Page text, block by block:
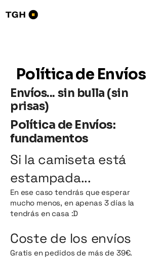
Política de Envíos
Envíos... sin bulla (sin
prisas)
Política de Envíos:
fundamentos
Si la camiseta está
estampada...
En ese caso tendrás que esperar
mucho menos, en apenas 3 días la
tendrás en casa :D
Coste de los envíos
Gratis en pedidos de más de 39€.